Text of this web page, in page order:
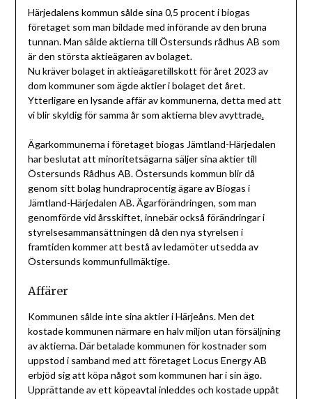
Härjedalens kommun sålde sina 0,5 procent i biogas
företaget som man bildade med införande av den bruna
tunnan. Man sålde aktierna till Östersunds rådhus AB som
är den största aktieägaren av bolaget.
Nu kräver bolaget in aktieägaretillskott för året 2023 av
dom kommuner som ägde aktier i bolaget det året.
Ytterligare en lysande affär av kommunerna, detta med att
vi blir skyldig för samma år som aktierna blev avyttrade.
Ägarkommunerna i företaget biogas Jämtland-Härjedalen
har beslutat att minoritetsägarna säljer sina aktier till
Östersunds Rådhus AB. Östersunds kommun blir då
genom sitt bolag hundraprocentig ägare av Biogas i
Jämtland-Härjedalen AB. Ägarförändringen, som man
genomförde vid årsskiftet, innebär också förändringar i
styrelsesammansättningen då den nya styrelsen i
framtiden kommer att bestå av ledamöter utsedda av
Östersunds kommunfullmäktige.
Affärer
Kommunen sålde inte sina aktier i Härjeåns. Men det
kostade kommunen närmare en halv miljon utan försäljning
av aktierna. Där betalade kommunen för kostnader som
uppstod i samband med att företaget Locus Energy AB
erbjöd sig att köpa något som kommunen har i sin ägo.
Upprättande av ett köpeavtal inleddes och kostade uppåt